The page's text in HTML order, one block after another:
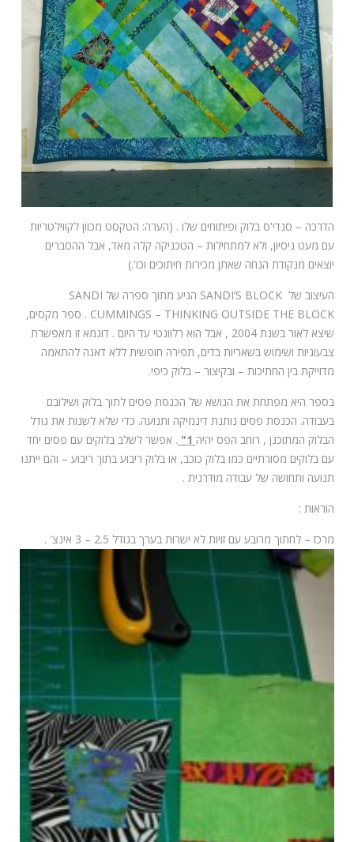
הדרכה – סנדי'ס בלוק ופיתוחים שלו . (הערה: הטקסט מכוון לקווילטריות
עם מעט ניסיון, ולא למתחילות – הטכניקה קלה מאד, אבל ההסברים
יוצאים מנקודת הנחה שאתן מכירות חיתוכים וכו'.)
העיצוב של SANDI’S BLOCK הגיע מתוך ספרה של SANDI
CUMMINGS – THINKING OUTSIDE THE BLOCK . ספר מקסים,
שיצא לאור בשנת 2004 , אבל הוא רלוונטי עד היום . דוגמא זו מאפשרת
צבעוניות ושימוש בשאריות בדים, תפירה חופשית ללא דאגה להתאמה
מדוייקת בין החתיכות – ובקיצור – בלוק כיפי.
בספר היא מפתחת את הנושא של הכנסת פסים לתוך בלוק ושילובם
בעבודה. הכנסת פסים נותנת דינמיקה ותנועה. כדי שלא לשנות את גודל
הבלוק המתוכנן , רוחב הפס יהיה
. אפשר לשלב בלוקים עם פסים יחד
עם בלוקים מסורתיים כמו בלוק כוכב, או בלוק ריבוע בתוך ריבוע – והם ייתנו
תנועה ותחושה של עבודה מודרנית .
הוראות :
מרכז – לחתוך מרובע עם זויות לא ישרות בערך בגודל 2.5 – 3 אינצ' .